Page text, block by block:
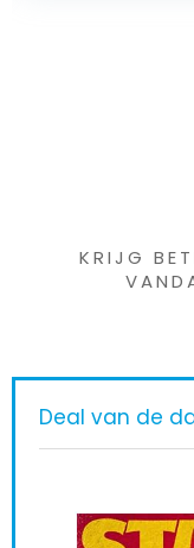
KRIJG
Deal van de